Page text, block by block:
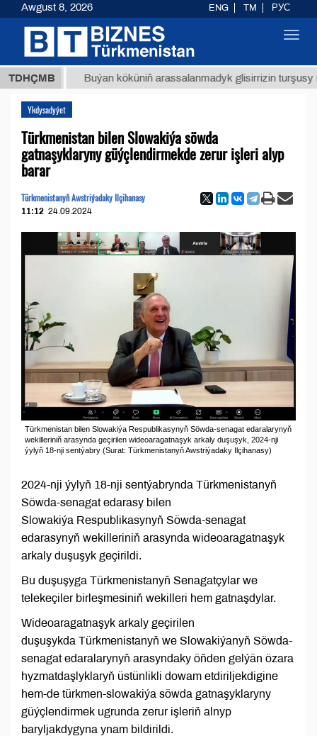
TDHÇMBBuýan köküniň arassalanmadyk glisirrizin turşusy (t.)
Ykdysadyýet
Türkmenistan bilen Slowakiýa söwda
gatnaşyklaryny güýçlendirmekde zerur işleri alyp
barar
Türkmenistanyň Awstriýadaky Ilçihanasy
11:12 24.09.2024
Türkmenistan bilen Slowakiýa Respublikasynyň Söwda-senagat edaralarynyň
wekilleriniň arasynda geçirilen wideoaragatnaşyk arkaly duşuşyk, 2024-nji
ýylyň 18-nji sentýabry (Surat: Türkmenistanyň Awstriýadaky Ilçihanasy)
2024-nji ýylyň 18-nji sentýabrynda Türkmenistanyň
Söwda-senagat edarasy bilen
Slowakiýa Respublikasynyň Söwda-senagat
edarasynyň wekilleriniň arasynda wideoaragatnaşyk
arkaly duşuşyk geçirildi.
Bu duşuşyga Türkmenistanyň Senagatçylar we
telekeçiler birleşmesiniň wekilleri hem gatnaşdylar.
Wideoaragatnaşyk arkaly geçirilen
duşuşykda Türkmenistanyň we Slowakiýanyň Söwda-
senagat edaralarynyň arasyndaky öňden gelýän özara
hyzmatdaşlyklaryň üstünlikli dowam etdiriljekdigine
hem-de türkmen-slowakiýa söwda gatnaşyklaryny
güýçlendirmek ugrunda zerur işleriň alnyp
baryljakdygyna ynam bildirildi.
Awgust 8, 2026 ENG TM РУС